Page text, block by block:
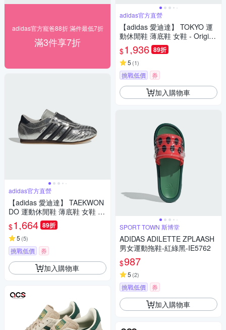
adidas官方寵爸88折 滿件最低7折
滿3件享7折
adidas官方直營
【adidas 愛迪達】 TAEKWON
DO 運動休閒鞋 薄底鞋 女鞋 -
Originals JH9664
$1,664 89折
5 (5)
挑戰低價 券
加入購物車
adidas官方直營
【adidas 愛迪達】 TOKYO 運
動休閒鞋 薄底鞋 女鞋 - Origina
ls JI3297
$1,936 89折
5 (1)
挑戰低價 券
加入購物車
SPORT TOWN 斯博堂
ADIDAS ADILETTE ZPLAASH
男女運動拖鞋-紅綠黑-IE5762
$987
5 (2)
挑戰低價 券
加入購物車